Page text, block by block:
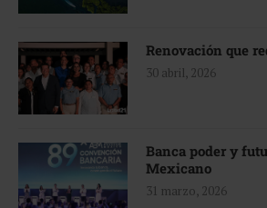
Renovación que
30 abril, 2026
Banca poder y
Mexicano
31 marzo, 2026